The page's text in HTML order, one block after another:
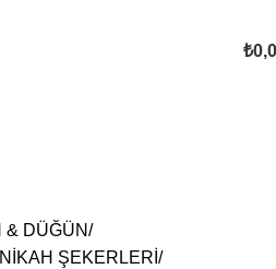
₺
& DÜĞÜN
ŞEKERLERİ